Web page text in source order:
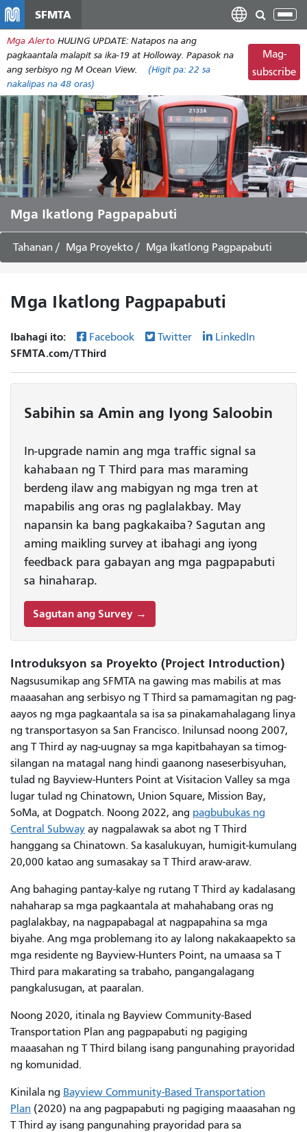
pangunahing
nilalaman
SFMTA
I-
ang
Mga Alerto HULING UPDATE: Natapos na ang
pagkaantala malapit sa ika-19 at Holloway. Papasok na
ang serbisyo ng M Ocean View.
(Higit pa: 22 sa
nakalipas na 48 oras)
Mag-
subscribe
Mga Ikatlong Pagpapabuti
Tahanan Mga Proyekto Mga Ikatlong Pagpapabuti
Mga Ikatlong Pagpapabuti
Ibahagi ito: Facebook Twitter LinkedIn
SFMTA.com/TThird
Sabihin sa Amin ang Iyong Saloobin
In-upgrade namin ang mga traffic signal sa
kahabaan ng T Third para mas maraming
berdeng ilaw ang mabigyan ng mga tren at
mapabilis ang oras ng paglalakbay. May
napansin ka bang pagkakaiba? Sagutan ang
aming maikling survey at ibahagi ang iyong
feedback para gabayan ang mga pagpapabuti
sa hinaharap.
Sagutan ang Survey →
Introduksyon sa Proyekto (Project Introduction)
Nagsusumikap ang SFMTA na gawing mas mabilis at mas
maaasahan ang serbisyo ng T Third sa pamamagitan ng pag-
aayos ng mga pagkaantala sa isa sa pinakamahalagang linya
ng transportasyon sa San Francisco. Inilunsad noong 2007,
ang T Third ay nag-uugnay sa mga kapitbahayan sa timog-
silangan na matagal nang hindi gaanong naseserbisyuhan,
tulad ng Bayview-Hunters Point at Visitacion Valley sa mga
lugar tulad ng Chinatown, Union Square, Mission Bay,
SoMa, at Dogpatch. Noong 2022, ang pagbubukas ng
Central Subway ay nagpalawak sa abot ng T Third
hanggang sa Chinatown. Sa kasalukuyan, humigit-kumulang
20,000 katao ang sumasakay sa T Third araw-araw.
Ang bahaging pantay-kalye ng rutang T Third ay kadalasang
nahaharap sa mga pagkaantala at mahahabang oras ng
paglalakbay, na nagpapabagal at nagpapahina sa mga
biyahe. Ang mga problemang ito ay lalong nakakaapekto sa
mga residente ng Bayview-Hunters Point, na umaasa sa T
Third para makarating sa trabaho, pangangalagang
pangkalusugan, at paaralan.
Noong 2020, itinala ng Bayview Community-Based
Transportation Plan ang pagpapabuti ng pagiging
maaasahan ng T Third bilang isang pangunahing prayoridad
ng komunidad.
Kinilala ng Bayview Community-Based Transportation
Plan (2020) na ang pagpapabuti ng pagiging maaasahan ng
T Third ay isang pangunahing prayoridad para sa